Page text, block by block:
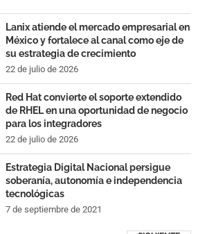
Lanix atiende el mercado empresarial en
México y fortalece al canal como eje de
su estrategia de crecimiento
22 de julio de 2026
Red Hat convierte el soporte extendido
de RHEL en una oportunidad de negocio
para los integradores
22 de julio de 2026
Estrategia Digital Nacional persigue
soberanía, autonomía e independencia
tecnológicas
7 de septiembre de 2021